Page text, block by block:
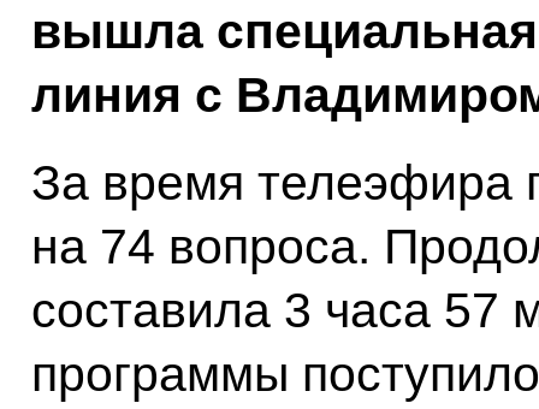
вышла
линия с
За время телеэфира
на 74 вопроса.
составила 3 часа 57
программы